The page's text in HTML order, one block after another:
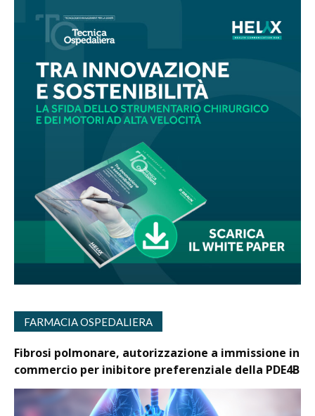
FARMACIA OSPEDALIERA
Fibrosi polmonare, autorizzazione a immissione in
commercio per inibitore preferenziale della PDE4B